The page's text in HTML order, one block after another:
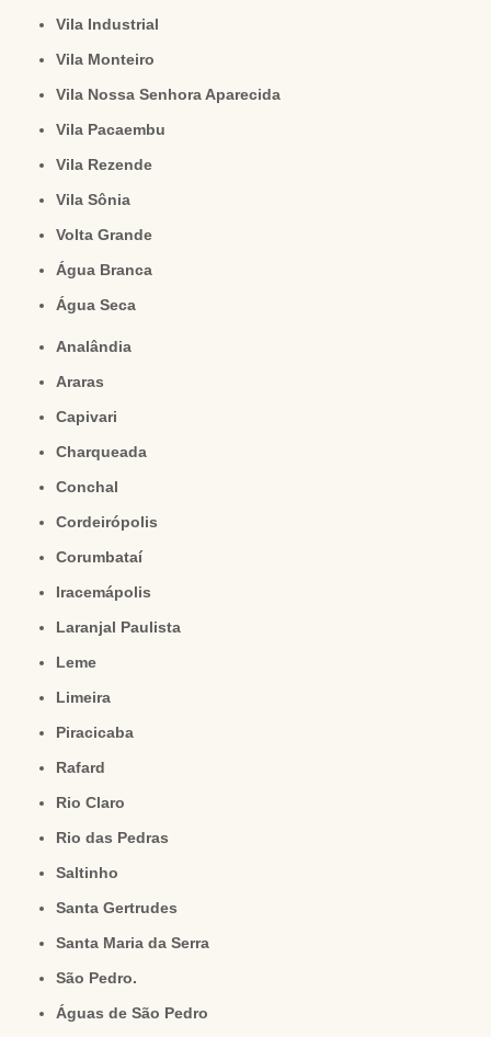
Vila Industrial
Vila Monteiro
Vila Nossa Senhora Aparecida
Vila Pacaembu
Vila Rezende
Vila Sônia
Volta Grande
Água Branca
Água Seca
Analândia
Araras
Capivari
Charqueada
Conchal
Cordeirópolis
Corumbataí
Iracemápolis
Laranjal Paulista
Leme
Limeira
Piracicaba
Rafard
Rio Claro
Rio das Pedras
Saltinho
Santa Gertrudes
Santa Maria da Serra
São Pedro.
Águas de São Pedro